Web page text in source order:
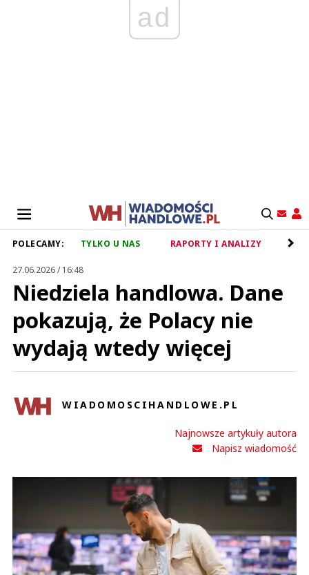
ad
POLECAMY: TYLKO U NAS RAPORTY I ANALIZY
27.06.2026 / 16:48
Niedziela handlowa. Dane
pokazują, że Polacy nie
wydają wtedy więcej
WIADOMOSCIHANDLOWE.PL
Najnowsze artykuły autora
Napisz wiadomość